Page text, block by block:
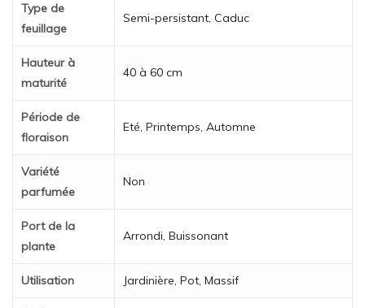
Type de
feuillage
Semi-persistant, Caduc
Hauteur à
maturité
40 à 60 cm
Période de
floraison
Eté, Printemps, Automne
Variété
parfumée
Non
Port de la
plante
Arrondi, Buissonant
Utilisation Jardinière, Pot, Massif